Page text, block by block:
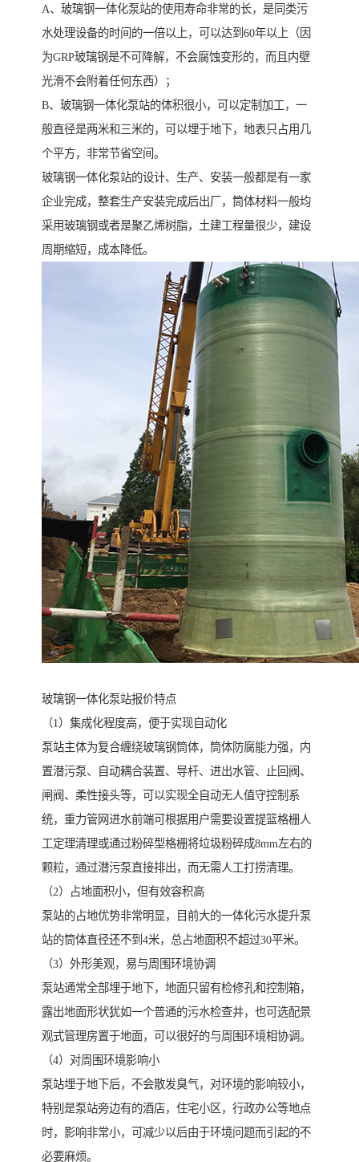
A、玻璃钢一体化泵站的使用寿命非常的长，是同类污
水处理设备的时间的一倍以上，可以达到60年以上（因
为GRP玻璃钢是不可降解，不会腐蚀变形的，而且内壁
光滑不会附着任何东西）；
B、玻璃钢一体化泵站的体积很小，可以定制加工，一
般直径是两米和三米的，可以埋于地下，地表只占用几
个平方，非常节省空间。
玻璃钢一体化泵站的设计、生产、安装一般都是有一家
企业完成，整套生产安装完成后出厂，筒体材料一般均
采用玻璃钢或者是聚乙烯树脂，土建工程量很少，建设
周期缩短，成本降低。
玻璃钢一体化泵站报价特点
（1）集成化程度高，便于实现自动化
泵站主体为复合缠绕玻璃钢筒体，筒体防腐能力强，内
置潜污泵、自动耦合装置、导杆、进出水管、止回阀、
闸阀、柔性接头等，可以实现全自动无人值守控制系
统，重力管网进水前端可根据用户需要设置提篮格栅人
工定理清理或通过粉碎型格栅将垃圾粉碎成8mm左右的
颗粒，通过潜污泵直接排出，而无需人工打捞清理。
（2）占地面积小，但有效容积高
泵站的占地优势非常明显，目前大的一体化污水提升泵
站的筒体直径还不到4米，总占地面积不超过30平米。
（3）外形美观，易与周围环境协调
泵站通常全部埋于地下，地面只留有检修孔和控制箱，
露出地面形状犹如一个普通的污水检查井，也可选配景
观式管理房置于地面，可以很好的与周围环境相协调。
（4）对周围环境影响小
泵站埋于地下后，不会散发臭气，对环境的影响较小，
特别是泵站旁边有的酒店，住宅小区，行政办公等地点
时，影响非常小，可减少以后由于环境问题而引起的不
必要麻烦。